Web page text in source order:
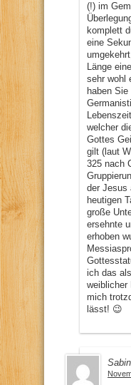
(!) im
komplett
eine
Länge
sehr wohl
haben
welcher
Gottes
gilt (laut
325 nach
der Jesus
heutigen
große
ersehnte
erhoben
ich das
weiblicher
mich
lässt! 😉